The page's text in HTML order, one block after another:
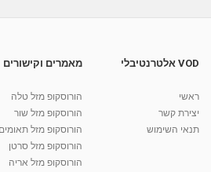
VOD אלטרנטיבלי
ראשי
יצירת קשר
תנאי השימוש
מאמרים וקישורים
הורוסקופ מזל טלה
הורוסקופ מזל שור
הורוסקופ מזל תאומים
הורוסקופ מזל סרטן
הורוסקופ מזל אריה